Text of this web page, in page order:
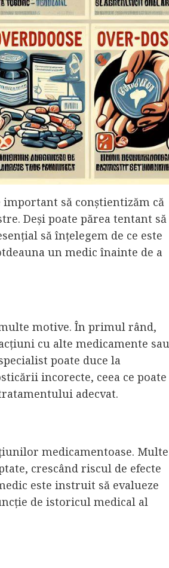
să conștientizăm că
Deși poate părea tentant să
să înțelegem de ce este
un medic înainte de a
motive. În primul rând,
cu alte medicamente sau
poate duce la
incorecte, ceea ce poate
adecvat.
medicamentoase. Multe
crescând riscul de efecte
este instruit să evalueze
de istoricul medical al